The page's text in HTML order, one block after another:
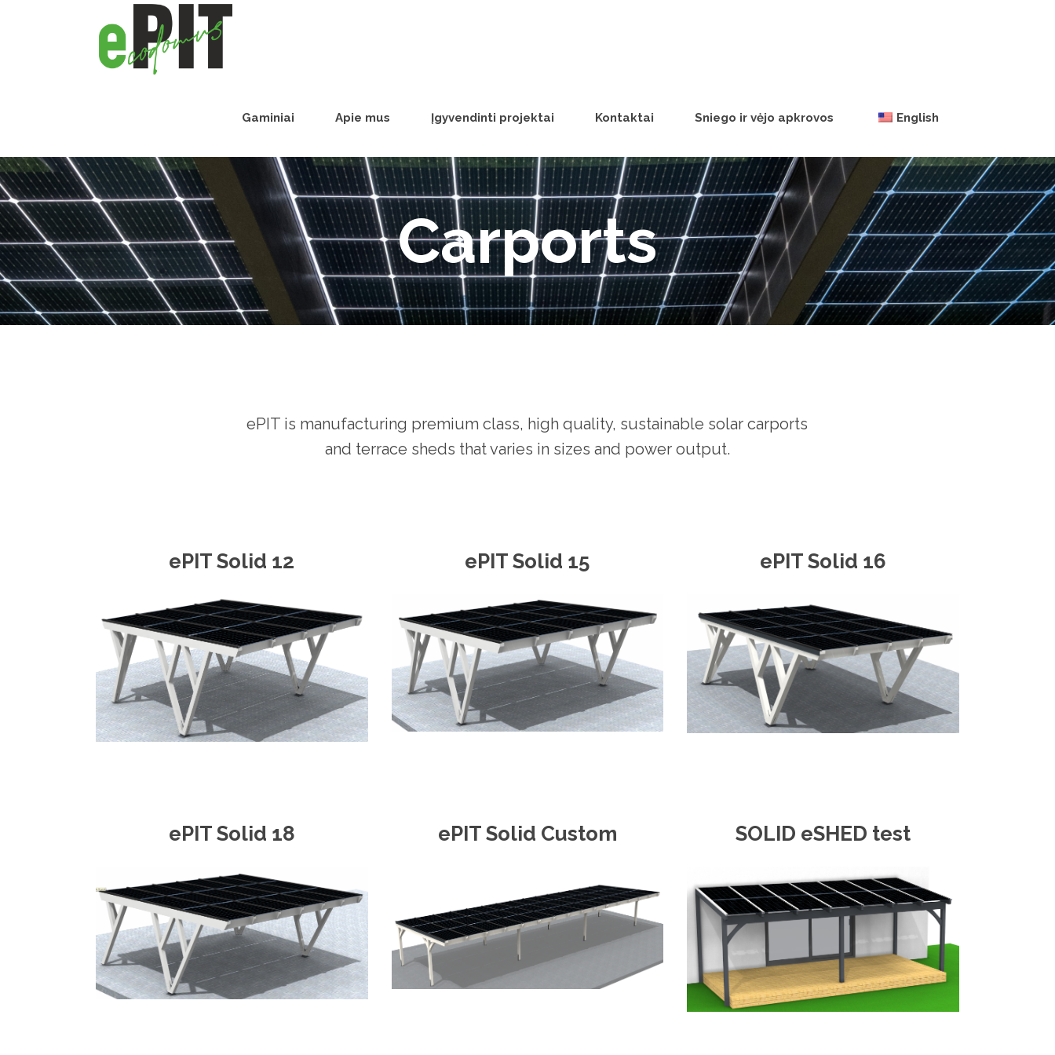
Gaminiai Apie mus Įgyvendinti projektai Kontaktai Sniego ir vėjo apkrovos English
Carports
ePIT is manufacturing premium class, high quality, sustainable solar carports
and terrace sheds that varies in sizes and power output.
ePIT Solid 12 ePIT Solid 15 ePIT Solid 16
ePIT Solid 18 ePIT Solid Custom SOLID eSHED test